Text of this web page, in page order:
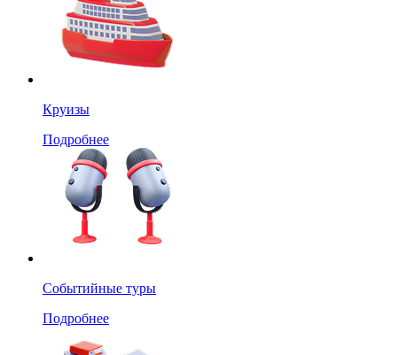
Круизы
Подробнее
Событийные туры
Подробнее